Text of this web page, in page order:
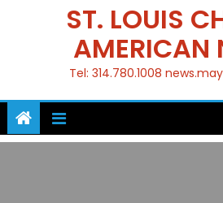
ST. LOUIS
AMERICAN
Tel: 314.780.1008